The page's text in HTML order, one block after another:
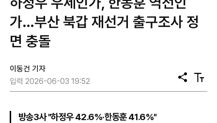
가…부산 북갑 재선거 출구조사 정
면 충돌
이동건 기자
입력 2026-06-03 19:52
공
유
텍
스
방송3사 "하정우 42.6%·한동훈 41.6%"